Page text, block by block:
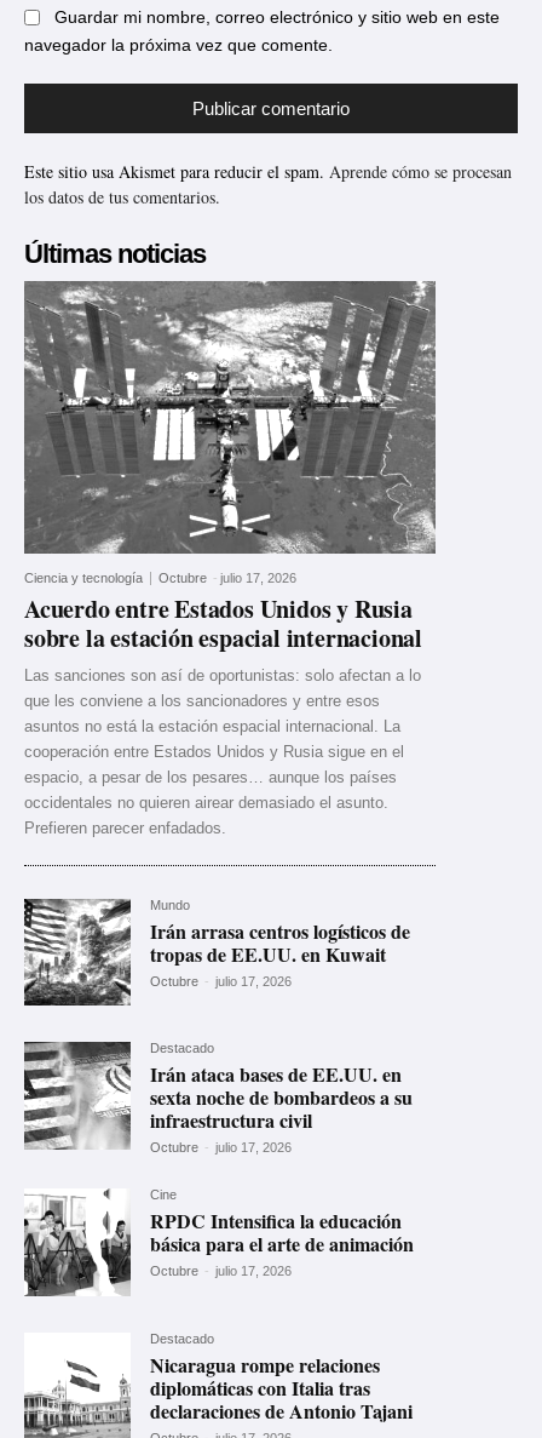
Guardar mi nombre, correo electrónico y sitio web en este
navegador la próxima vez que comente.
Este sitio usa Akismet para reducir el spam. Aprende cómo se procesan
los datos de tus comentarios.
Últimas noticias
Ciencia y tecnología Octubre - julio 17, 2026
Acuerdo entre Estados Unidos y Rusia
sobre la estación espacial internacional
Las sanciones son así de oportunistas: solo afectan a lo
que les conviene a los sancionadores y entre esos
asuntos no está la estación espacial internacional. La
cooperación entre Estados Unidos y Rusia sigue en el
espacio, a pesar de los pesares… aunque los países
occidentales no quieren airear demasiado el asunto.
Prefieren parecer enfadados.
Mundo
Irán arrasa centros logísticos de
tropas de EE.UU. en Kuwait
Octubre - julio 17, 2026
Destacado
Irán ataca bases de EE.UU. en
sexta noche de bombardeos a su
infraestructura civil
Octubre - julio 17, 2026
Cine
RPDC Intensifica la educación
básica para el arte de animación
Octubre - julio 17, 2026
Destacado
Nicaragua rompe relaciones
diplomáticas con Italia tras
declaraciones de Antonio Tajani